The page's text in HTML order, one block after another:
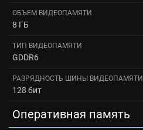
ОБЪЕМ ВИДЕОПАМЯТИ
8 ГБ
ТИП ВИДЕОПАМЯТИ
GDDR6
РАЗРЯДНОСТЬ ШИНЫ ВИДЕОПАМЯТИ
128 бит
Оперативная память